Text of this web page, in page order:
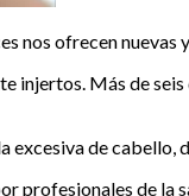
nos ofrecen nuevas
injertos. Más de seis
excesiva de cabello,
profesionales de la